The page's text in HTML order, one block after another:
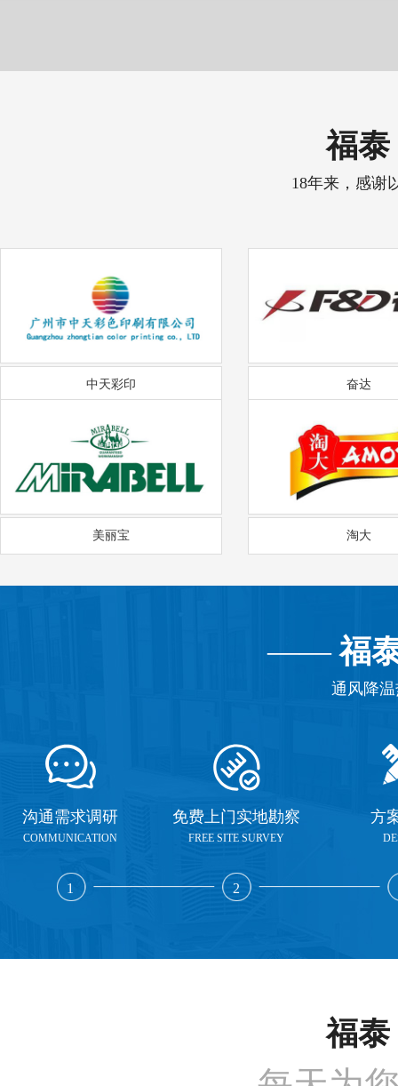
福泰
18年来，感谢
中天彩印 奋达
美丽宝 淘大
——福
通风降
沟通需求调研
COMMUNICATION
1
免费上门实地勘察
FREE SITE SURVEY
2
方
福泰